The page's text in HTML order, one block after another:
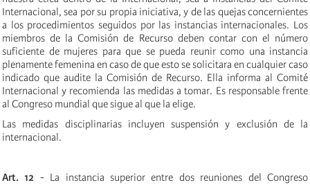
Internacional, sea por su propia iniciativa, y de las quejas concernientes
a los procedimientos seguidos por las instancias internacionales. Los
miembros de la Comisión de Recurso deben contar con el número
suficiente de mujeres para que se pueda reunir como una instancia
plenamente femenina en caso de que esto se solicitara en cualquier caso
indicado que audite la Comisión de Recurso. Ella informa al Comité
Internacional y recomienda las medidas a tomar. Es responsable frente
al Congreso mundial que sigue al que la elige.
Las medidas disciplinarias incluyen suspensión y exclusión de la
internacional.
Art. 12 - La instancia superior entre dos reuniones del Congreso